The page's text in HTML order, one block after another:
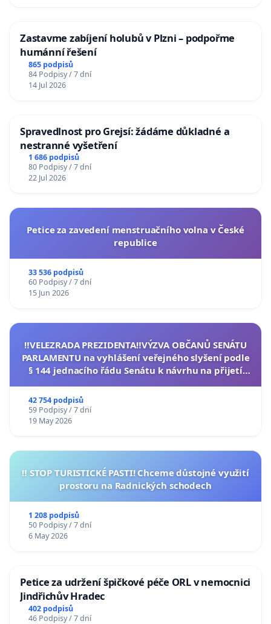
Zastavme zabíjení holubů v Plzni – podpořme
humánní řešení
865 podpisů
84 Podpisy / 7 dní
14 Jul 2026
Spravedlnost pro Grejsí: žádáme důkladné a
nestranné vyšetření
1 686 podpisů
80 Podpisy / 7 dní
22 Jul 2026
Petice za zavedení menstruačního volna v České
republice
33 536 podpisů
60 Podpisy / 7 dní
15 Jun 2026
‼️VELEZRADA PREZIDENTA‼️VÝZVA OBČANŮ SENÁTU
PARLAMENTU na vyhlášení veřejného slyšení podle
§ 144 jednacího řádu Senátu k návrhu na přijetí
42 754 podpisů
59 Podpisy / 7 dní
19 May 2026
‼️ STOP TURISTICKÉ PASTI! Chceme důstojné využití
prostoru na Radnických schodech
1 208 podpisů
50 Podpisy / 7 dní
6 May 2026
Petice za udržení špičkové péče ORL v nemocnici
Jindřichův Hradec
402 podpisů
46 Podpisy / 7 dní